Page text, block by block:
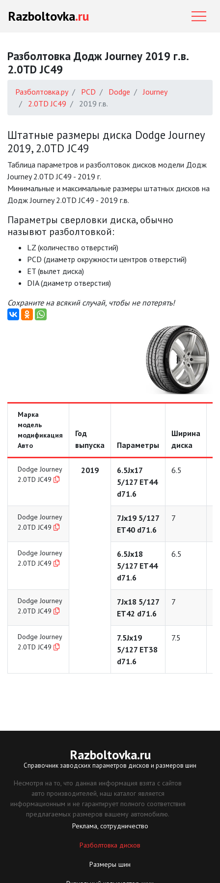
Razboltovka.ru
Разболтовка Додж Journey 2019 г.в.
2.0TD JC49
Разболтовка.ру PCD Dodge
Journey
2.0TD JC49
2019 г.в.
Штатные размеры диска Dodge Journey
2019, 2.0TD JC49
Таблица параметров и разболтовок дисков модели Додж
Journey 2.0TD JC49 - 2019 г.
Минимальные и максимальные размеры штатных дисков на
Додж Journey 2.0TD JC49 - 2019 г.в.
Параметры сверловки диска, обычно
назывют разболтовкой:
LZ (количество отверстий)
PCD (диаметр окружности центров отверстий)
ET (вылет диска)
DIA (диаметр отверстия)
Сохраните на всякий случай, чтобы не потерять!
Марка
модель
модификация
Авто
Год
выпуска
Параметры
Ширина
диска
Dodge Journey
2.0TD JC49
2019
6.5Jx17
5/127 ET44
d71.6
6.5
Dodge Journey
2.0TD JC49
7Jx19 5/127
ET40 d71.6
7
Dodge Journey
2.0TD JC49
6.5Jx18
5/127 ET44
d71.6
6.5
Dodge Journey
2.0TD JC49
7Jx18 5/127
ET42 d71.6
7
Dodge Journey
2.0TD JC49
7.5Jx19
5/127 ET38
d71.6
7.5
Razboltovka.ru
Справочник заводских параметров дисков и размеров шин
Несмотря на то, что данная информация взята с сайтов
авто производителей, наш каталог является
информационным и не гарантирует полного соответствия
предлагаемых размеров вашему автомобилю.
Реклама, сотрудничество
Разболтовка дисков
Размеры шин